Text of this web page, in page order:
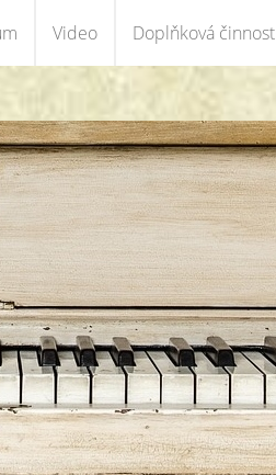
Video Doplňková činnost